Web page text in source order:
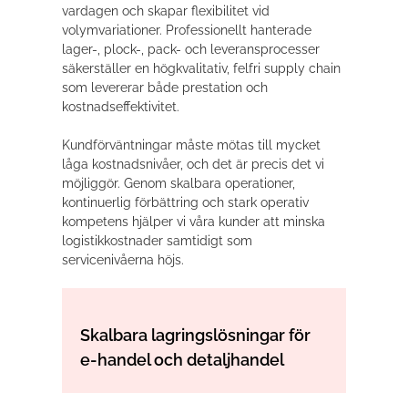
vardagen och skapar flexibilitet vid
volymvariationer. Professionellt hanterade
lager-, plock-, pack- och leveransprocesser
säkerställer en högkvalitativ, felfri supply chain
som levererar både prestation och
kostnadseffektivitet.
Kundförväntningar måste mötas till mycket
låga kostnadsnivåer, och det är precis det vi
möjliggör. Genom skalbara operationer,
kontinuerlig förbättring och stark operativ
kompetens hjälper vi våra kunder att minska
logistikkostnader samtidigt som
servicenivåerna höjs.
Skalbara lagringslösningar för
e-handel och detaljhandel